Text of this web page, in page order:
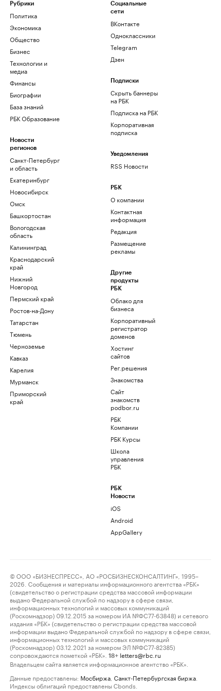
Рубрики
Политика
Экономика
Общество
Бизнес
Технологии и
медиа
Финансы
Биографии
База знаний
РБК Образование
Новости
регионов
Санкт-Петербург
и область
Екатеринбург
Новосибирск
Омск
Башкортостан
Вологодская
область
Калининград
Краснодарский
край
Нижний
Новгород
Пермский край
Ростов-на-Дону
Татарстан
Тюмень
Черноземье
Кавказ
Карелия
Мурманск
Приморский
край
Социальные
сети
ВКонтакте
Одноклассники
Telegram
Дзен
Подписки
Скрыть баннеры
на РБК
Подписка на РБК
Корпоративная
подписка
Уведомления
RSS Новости
РБК
О компании
Контактная
информация
Редакция
Размещение
рекламы
Другие
продукты
РБК
Облако для
бизнеса
Корпоративный
регистратор
доменов
Хостинг
сайтов
Рег.решения
Знакомства
Сайт
знакомств
podbor.ru
РБК
Компании
РБК Курсы
Школа
управления
РБК
РБК
Новости
iOS
Android
AppGallery
© ООО «БИЗНЕСПРЕСС», АО «РОСБИЗНЕСКОНСАЛТИНГ», 1995–
2026. Сообщения и материалы информационного агентства «РБК»
(свидетельство о регистрации средства массовой информации
выдано Федеральной службой по надзору в сфере связи,
информационных технологий и массовых коммуникаций
(Роскомнадзор) 09.12.2015 за номером ИА №ФС77-63848) и сетевого
издания «РБК» (свидетельство о регистрации средства массовой
информации выдано Федеральной службой по надзору в сфере связи,
информационных технологий и массовых коммуникаций
(Роскомнадзор) 03.12.2021 за номером ЭЛ №ФС77-82385)
сопровождаются пометкой «РБК».
18+ letters@rbc.ru
Владельцем сайта является информационное агентство «РБК».
Данные предоставлены: Мосбиржа Санкт-Петербургская биржа
Индексы облигаций предоставлены Cbonds.